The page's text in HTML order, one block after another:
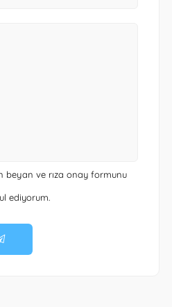
beyan ve rıza onay formunu
ediyorum.